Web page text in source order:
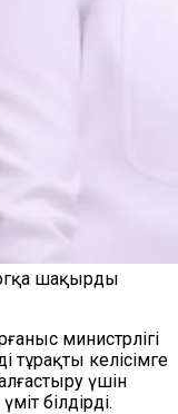
шақырды
министрлігі
тұрақты келісімге
үшін
білдірді.